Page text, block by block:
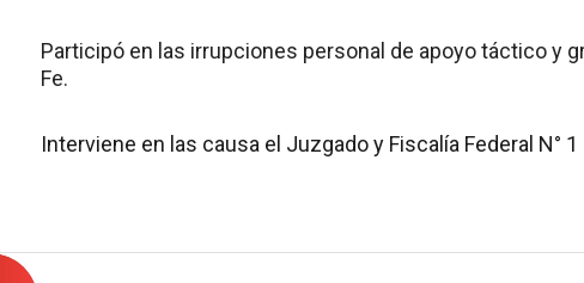
Participó en las irrupciones personal de apoyo táctico y
Fe.
Interviene en las causa el Juzgado y Fiscalía Federal N° 1